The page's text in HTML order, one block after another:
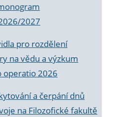
2027
pro rozdělení
na vědu a výzkum
operatio 2026
a čerpání dnů
na Filozofické fakultě